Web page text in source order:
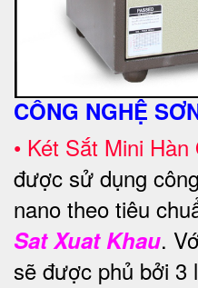
CÔNG NGHỆ
• Két Sắt Mini
được sử dụng
nano theo tiêu
Sat Xuat Khau.
sẽ được phủ bởi 3